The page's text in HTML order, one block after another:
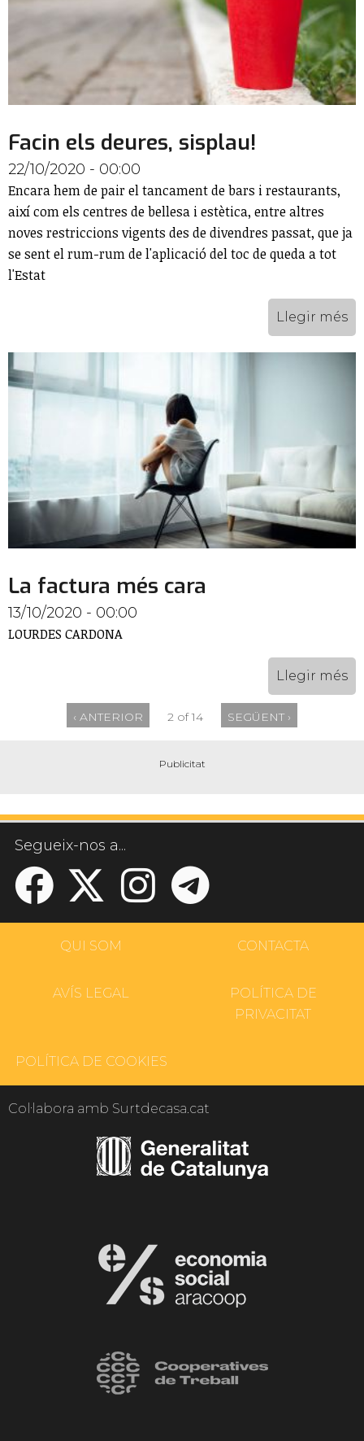
Facin els deures, sisplau!
22/10/2020 - 00:00
Encara hem de pair el tancament de bars i restaurants,
així com els centres de bellesa i estètica, entre altres
noves restriccions vigents des de divendres passat, que ja
se sent el rum-rum de l'aplicació del toc de queda a tot
l'Estat
Llegir més
La factura més cara
13/10/2020 - 00:00
LOURDES CARDONA
Llegir més
‹ ANTERIOR 2 of 14 SEGÜENT ›
Segueix-nos a...
QUI SOM CONTACTA
AVÍS LEGAL
POLÍTICA DE
PRIVACITAT
POLÍTICA DE COOKIES
Col·labora amb Surtdecasa.cat